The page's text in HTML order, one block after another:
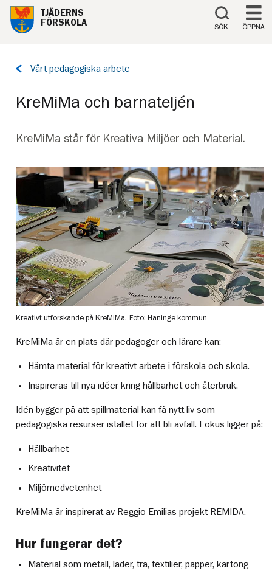
Till innehåll på sidan
TJÄDERNS
FÖRSKOLA
SÖK ÖPPNA
Tillbaka
Vårt pedagogiska arbete
KreMiMa och barnateljén
KreMiMa står för Kreativa Miljöer och Material.
Kreativt utforskande på KreMiMa. Foto: Haninge kommun
KreMiMa är en plats där pedagoger och lärare kan:
Hämta material för kreativt arbete i förskola och skola.
Inspireras till nya idéer kring hållbarhet och återbruk.
Idén bygger på att spillmaterial kan få nytt liv som
pedagogiska resurser istället för att bli avfall. Fokus ligger på:
Hållbarhet
Kreativitet
Miljömedvetenhet
KreMiMa är inspirerat av Reggio Emilias projekt REMIDA.
Hur fungerar det?
Material som metall, läder, trä, textilier, papper, kartong